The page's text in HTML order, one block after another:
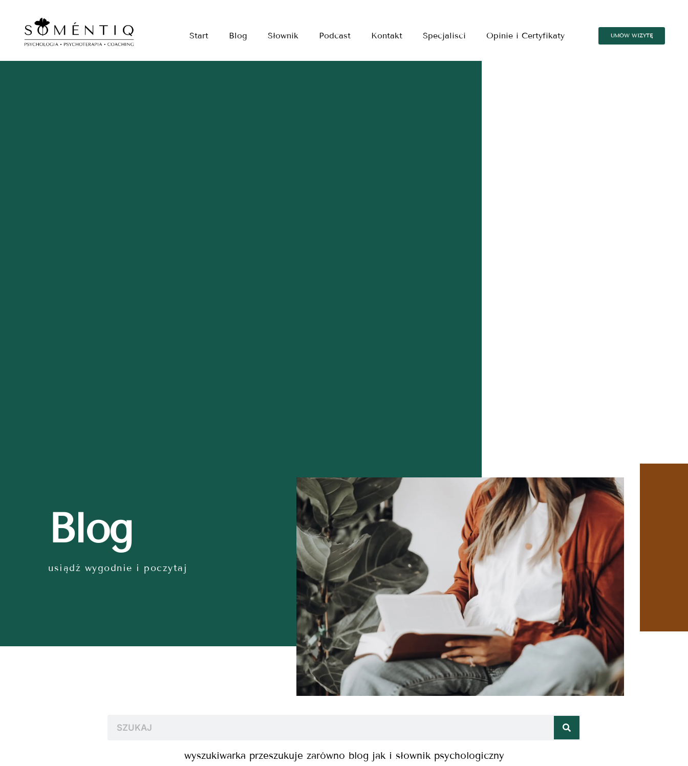
Start Blog Słownik Podcast Kontakt Specjalisci Opinie i Certyfikaty UMÓW WIZYTĘ
Blog
usiądź wygodnie i poczytaj
wyszukiwarka przeszukuje zarówno blog jak i słownik psychologiczny